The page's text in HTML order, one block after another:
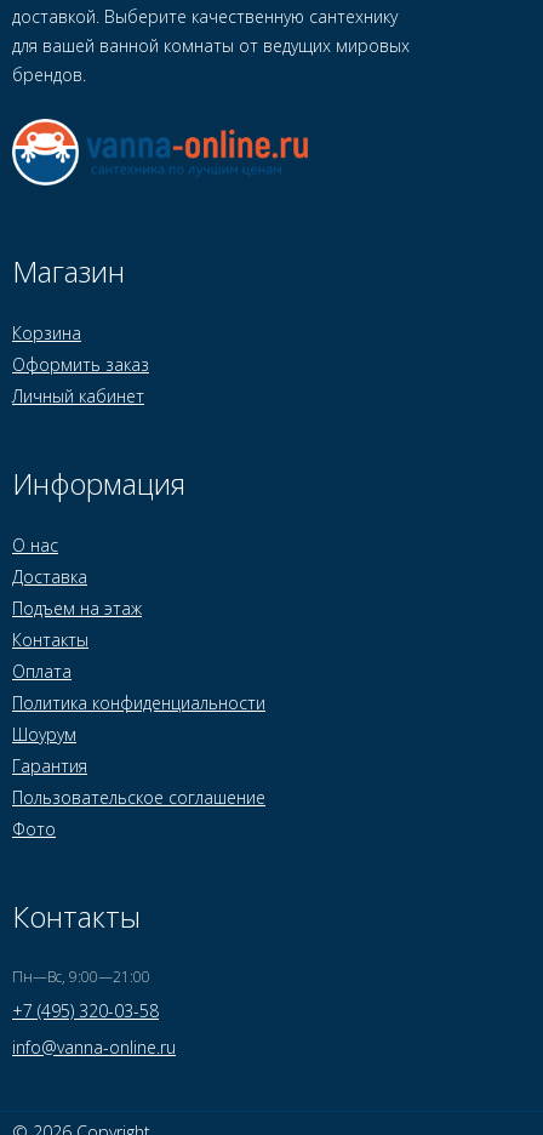
доставкой. Выберите качественную сантехнику
для вашей ванной комнаты от ведущих мировых
брендов.
Магазин
Корзина
Оформить заказ
Личный кабинет
Информация
О нас
Доставка
Подъем на этаж
Контакты
Оплата
Политика конфиденциальности
Шоурум
Гарантия
Пользовательское соглашение
Фото
Контакты
Пн—Вс, 9:00—21:00
+7 (495) 320-03-58
info@vanna-online.ru